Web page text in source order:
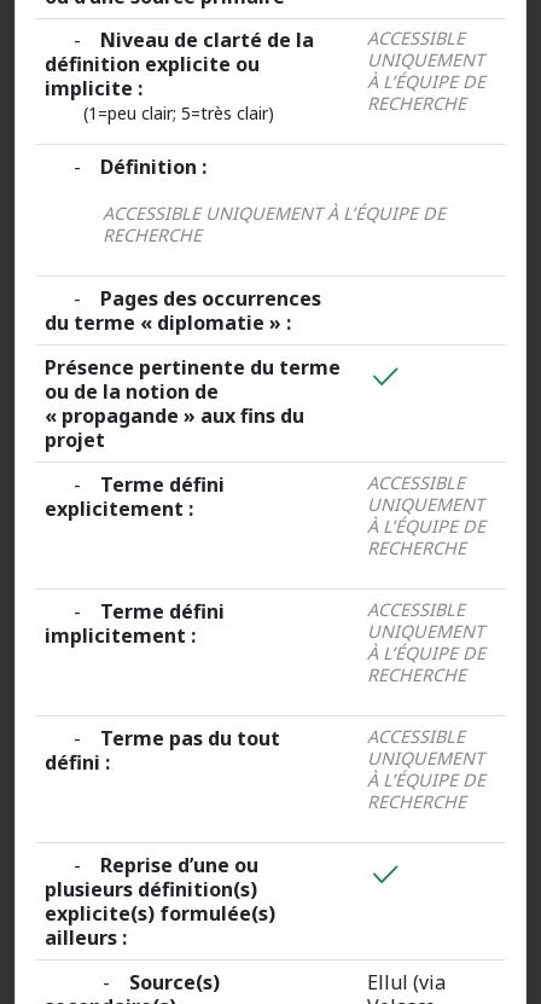
- Niveau de clarté de la
définition explicite ou
implicite :
(1=peu clair; 5=très clair)
ACCESSIBLE
UNIQUEMENT
À L’ÉQUIPE DE
RECHERCHE
- Définition :
ACCESSIBLE UNIQUEMENT À L’ÉQUIPE DE
RECHERCHE
- Pages des occurrences
du terme « diplomatie » :
Présence pertinente du terme
ou de la notion de
« propagande » aux fins du
projet
- Terme défini
explicitement :
ACCESSIBLE
UNIQUEMENT
À L’ÉQUIPE DE
RECHERCHE
- Terme défini
implicitement :
ACCESSIBLE
UNIQUEMENT
À L’ÉQUIPE DE
RECHERCHE
- Terme pas du tout
défini :
ACCESSIBLE
UNIQUEMENT
À L’ÉQUIPE DE
RECHERCHE
- Reprise d’une ou
plusieurs définition(s)
explicite(s) formulée(s)
ailleurs :
- Source(s)
Ellul (via